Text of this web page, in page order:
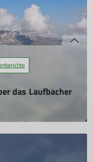
Wagenburg bilden
das Laufbacher
Herbsttag nach